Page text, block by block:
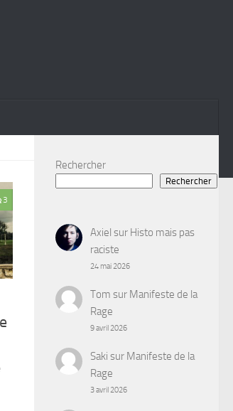
3
Rechercher
Rechercher
Axiel sur Histo mais pas
raciste
24 mai 2026
Tom sur Manifeste de la
Rage
9 avril 2026
Saki sur Manifeste de la
Rage
3 avril 2026